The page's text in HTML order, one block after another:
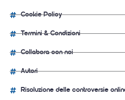
Cookie Policy
Termini & Condizioni
Collabora con noi
Autori
Risoluzione delle controversie